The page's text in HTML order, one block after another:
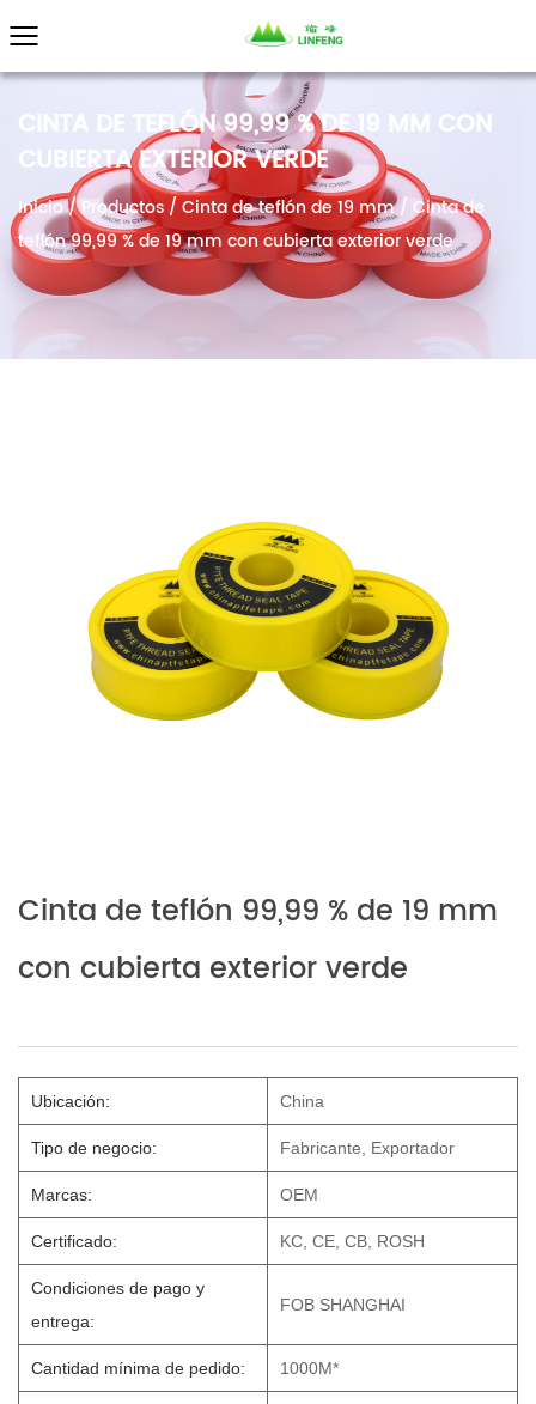
CINTA DE TEFLÓN 99,99 % DE 19 MM CON
CUBIERTA EXTERIOR VERDE
Inicio/Productos / Cinta de teflón de 19 mm/ Cinta de
teflón 99,99 % de 19 mm con cubierta exterior verde
Cinta de teflón 99,99 % de 19 mm
con cubierta exterior verde
Ubicación: China
Tipo de negocio: Fabricante, Exportador
Marcas: OEM
Certificado: KC, CE, CB, ROSH
Condiciones de pago y
entrega:
FOB SHANGHAI
Cantidad mínima de pedido: 1000M*